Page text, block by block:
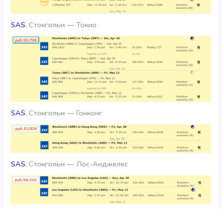
SAS, Стокгольм — Токио
SAS, Стокгольм — Гонконг
SAS, Стокгольм — Лос-Анджелес